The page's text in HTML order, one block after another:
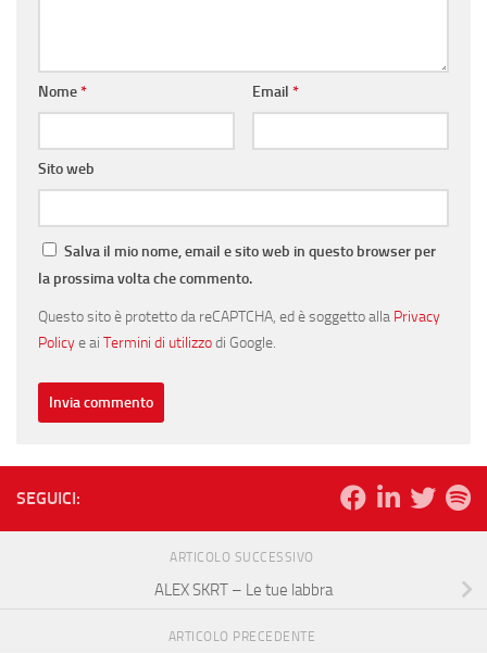
Nome* Email *
Sito web
Salva il mio nome, email e sito web in questo browser per
la prossima volta che commento.
Questo sito è protetto da reCAPTCHA, ed è soggetto alla Privacy
Policye ai Termini di utilizzodi Google.
SEGUICI:
ARTICOLO SUCCESSIVO
ALEX SKRT – Le tue labbra
ARTICOLO PRECEDENTE